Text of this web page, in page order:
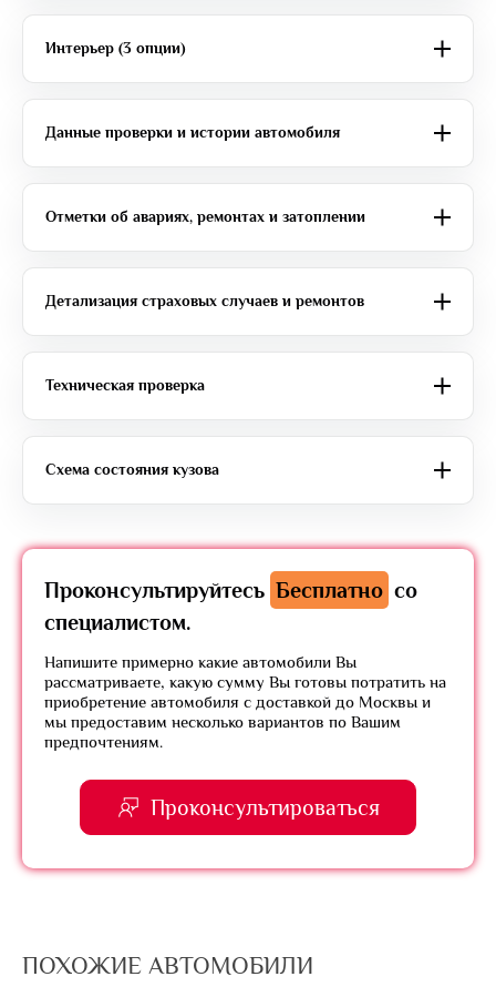
Интерьер (3 опции)
Данные проверки и истории автомобиля
Отметки об авариях, ремонтах и затоплении
Детализация страховых случаев и ремонтов
Техническая проверка
Схема состояния кузова
Проконсультируйтесь Бесплатно со
специалистом.
Напишите примерно какие автомобили Вы
рассматриваете, какую сумму Вы готовы потратить на
приобретение автомобиля с доставкой до Москвы и
мы предоставим несколько вариантов по Вашим
предпочтениям.
Проконсультироваться
ПОХОЖИЕ АВТОМОБИЛИ